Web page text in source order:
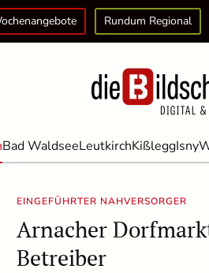
Rundum Regional
Bad WaldseeLeutkirchKißleggIsny
EINGEFÜHRTER NAHVERSORGER
Arnacher
Betreiber